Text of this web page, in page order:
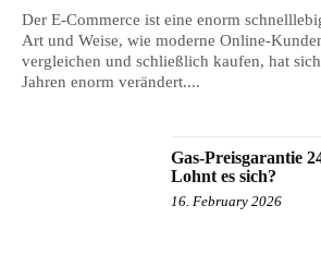
Der E-Commerce ist eine enorm
Art und Weise, wie moderne Online-
vergleichen und schließlich kaufen, hat
Jahren enorm verändert....
Gas-Preisgarantie
Lohnt es sich?
16. February 2026